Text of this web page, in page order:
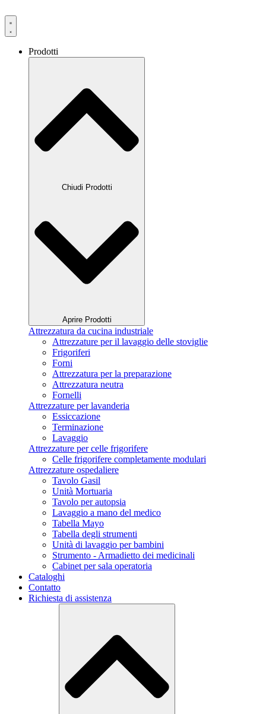
Prodotti
Chiudi Prodotti
Aprire Prodotti
Attrezzatura da cucina industriale
Attrezzature per il lavaggio delle stoviglie
Frigoriferi
Forni
Attrezzatura per la preparazione
Attrezzatura neutra
Fornelli
Attrezzature per lavanderia
Essiccazione
Terminazione
Lavaggio
Attrezzature per celle frigorifere
Celle frigorifere completamente modulari
Attrezzature ospedaliere
Tavolo Gasil
Unità Mortuaria
Tavolo per autopsia
Lavaggio a mano del medico
Tabella Mayo
Tabella degli strumenti
Unità di lavaggio per bambini
Strumento - Armadietto dei medicinali
Cabinet per sala operatoria
Cataloghi
Contatto
Richiesta di assistenza